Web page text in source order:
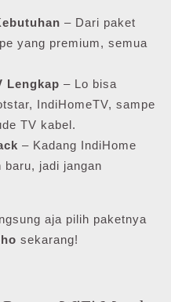
– Dari paket
yang premium, semua
Lengkap – Lo bisa
IndiHomeTV, sampe
TV kabel.
– Kadang IndiHome
baru, jadi jangan
aja pilih paketnya
sekarang!